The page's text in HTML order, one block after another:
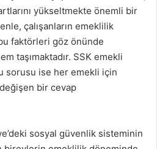
yükseltmekte önemli bir
çalışanların emeklilik
faktörleri göz önünde
taşımaktadır. SSK emekli
sorusu ise her emekli için
bir cevap
sosyal güvenlik sisteminin